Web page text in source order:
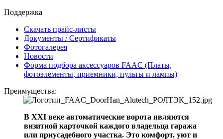
Поддержка
Скачать прайс-листы
Документы / Сертификаты
Фотогалерея
Новости
Форма подбора аксессуаров FAAC (Платы,
фотоэлементы, приемники, пульты и лампы)
Преимущества:
В XXI веке автоматические ворота являются
визитной карточкой каждого владельца гаража
или приусадебного участка. Это комфорт, уют и